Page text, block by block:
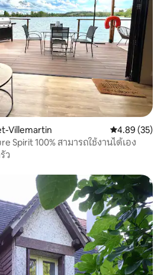
Villemartin คะแนนเฉลี่ย
4.89 (35)
Spirit 100% สามารถใช้งานได้เอง
ว